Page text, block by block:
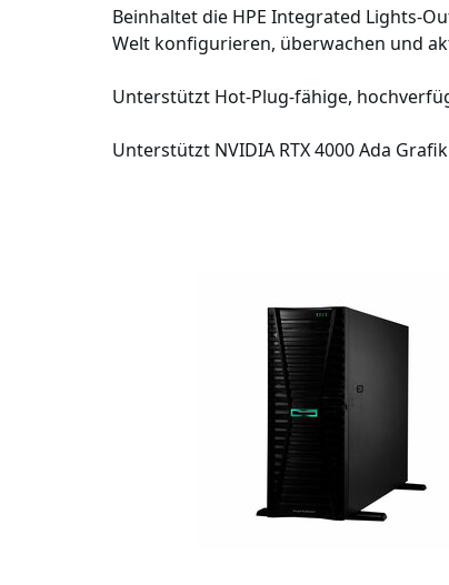
Beinhaltet die HPE Integrated Lights-
Welt konfigurieren, überwachen und
Unterstützt Hot-Plug-fähige,
Unterstützt NVIDIA RTX 4000 Ada